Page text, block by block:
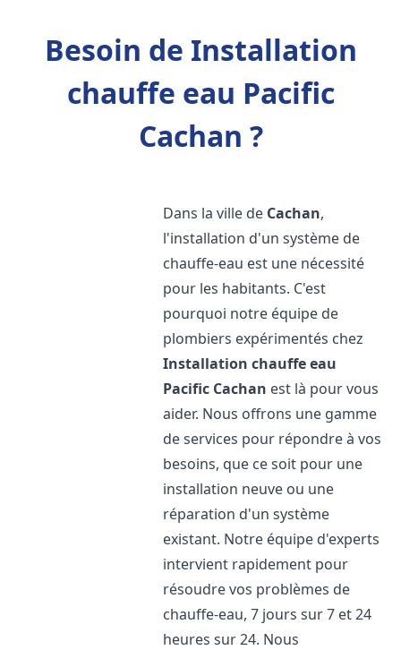
Besoin de Installation
chauffe eau Pacific
Cachan ?
Dans la ville de Cachan,
l'installation d'un système de
chauffe-eau est une nécessité
pour les habitants. C'est
pourquoi notre équipe de
plombiers expérimentés chez
Installation chauffe eau
Pacific Cachan est là pour vous
aider. Nous offrons une gamme
de services pour répondre à vos
besoins, que ce soit pour une
installation neuve ou une
réparation d'un système
existant. Notre équipe d'experts
intervient rapidement pour
résoudre vos problèmes de
chauffe-eau, 7 jours sur 7 et 24
heures sur 24. Nous